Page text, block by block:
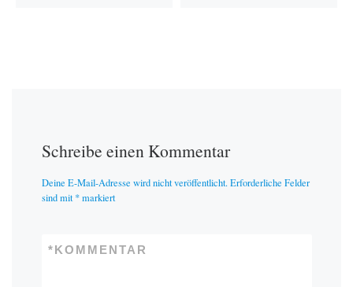
Schreibe einen Kommentar
Deine E-Mail-Adresse wird nicht veröffentlicht. Erforderliche Felder
sind mit*markiert
KOMMENTAR
*